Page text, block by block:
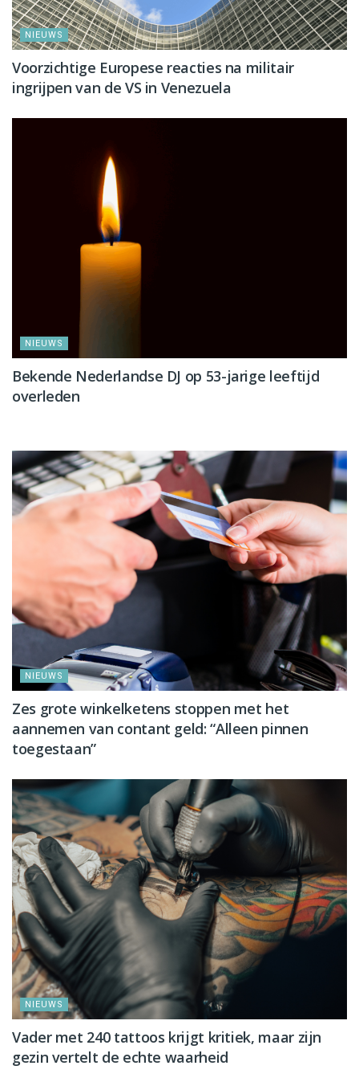
NIEUWS
Voorzichtige Europese reacties na militair
ingrijpen van de VS in Venezuela
NIEUWS
Bekende Nederlandse DJ op 53-jarige leeftijd
overleden
NIEUWS
Zes grote winkelketens stoppen met het
aannemen van contant geld: “Alleen pinnen
toegestaan”
NIEUWS
Vader met 240 tattoos krijgt kritiek, maar zijn
gezin vertelt de echte waarheid